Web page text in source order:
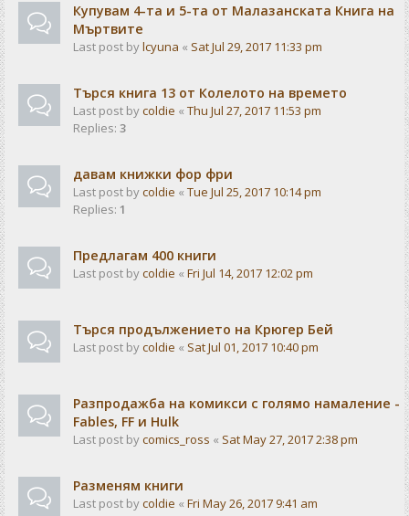
Купувам 4-та и 5-та от Малазанската Книга на
Мъртвите
Last post bylcyuna « Sat Jul 29, 2017 11:33 pm
Търся книга 13 от Колелото на времето
Last post bycoldie « Thu Jul 27, 2017 11:53 pm
Replies: 3
давам книжки фор фри
Last post bycoldie « Tue Jul 25, 2017 10:14 pm
Replies: 1
Предлагам 400 книги
Last post bycoldie « Fri Jul 14, 2017 12:02 pm
Търся продължението на Крюгер Бей
Last post bycoldie « Sat Jul 01, 2017 10:40 pm
Разпродажба на комикси с голямо намаление -
Fables, FF и Hulk
Last post bycomics_ross « Sat May 27, 2017 2:38 pm
Разменям книги
Last post bycoldie « Fri May 26, 2017 9:41 am